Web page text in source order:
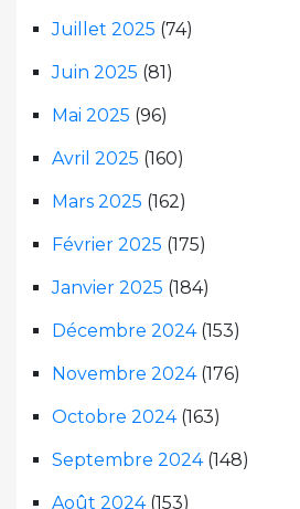
Juillet 2025 (74)
Juin 2025 (81)
Mai 2025 (96)
Avril 2025 (160)
Mars 2025 (162)
Février 2025 (175)
Janvier 2025 (184)
Décembre 2024(153)
Novembre 2024(176)
Octobre 2024(163)
Septembre 2024(148)
Août 2024(153)